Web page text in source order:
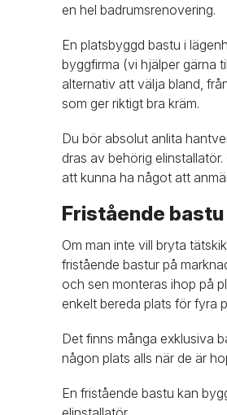
en hel badrumsrenovering.
En platsbyggd bastu i
byggfirma (vi hjälper gärna
alternativ att välja bland,
som ger riktigt bra kräm.
Du bör absolut anlita
dras av behörig
att kunna ha något att
Fristående bastu
Om man inte vill bryta
fristående bastur på
och sen monteras ihop på
enkelt bereda plats för fyra
Det finns många exklusiva
någon plats alls när de är
En fristående bastu kan